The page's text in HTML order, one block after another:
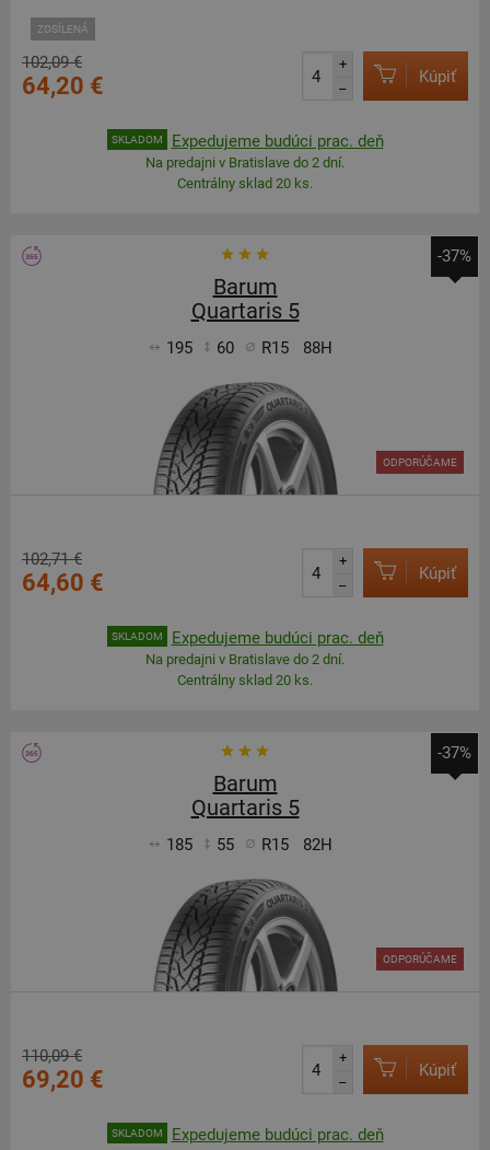
ZOSÍLENÁ
102,09 €
64,20 €
+
–
Kúpiť
SKLADOM Expedujeme budúci prac. deň
Na predajni v Bratislave do 2 dní.
Centrálny sklad 20 ks.
-37%
Barum
Quartaris 5
195 60 R15 88H
ODPORÚČAME
102,71 €
64,60 €
+
–
Kúpiť
SKLADOM Expedujeme budúci prac. deň
Na predajni v Bratislave do 2 dní.
Centrálny sklad 20 ks.
-37%
Barum
Quartaris 5
185 55 R15 82H
ODPORÚČAME
110,09 €
69,20 €
+
–
Kúpiť
SKLADOM Expedujeme budúci prac. deň